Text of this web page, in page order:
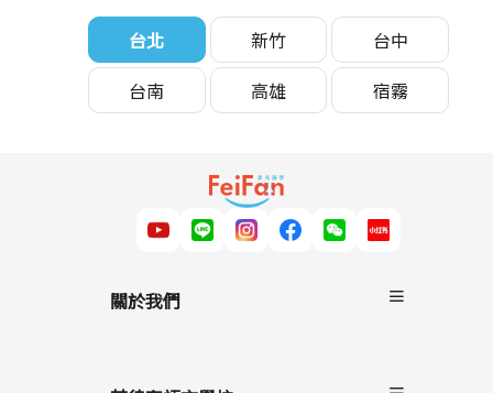
台北 新竹
台中
台南
高雄 宿霧
關於我們